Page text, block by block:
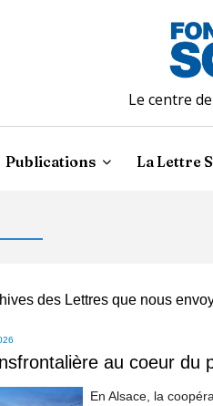
Le centre
Publications La Lettre
des Lettres que nous
au coeur du
En Alsace, la